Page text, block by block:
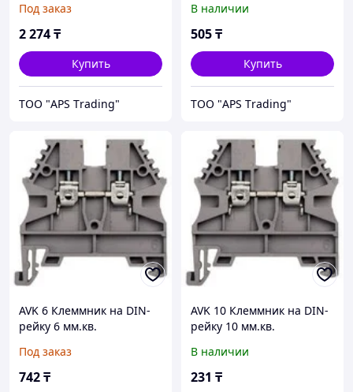
Под заказ
2 274₸
Купить
ТОО "APS Тrading"
В наличии
505₸
Купить
ТОО "APS Тrading"
AVK 6 Клеммник на DIN-
рейку 6 мм.кв.
Под заказ
742₸
AVK 10 Клеммник на DIN-
рейку 10 мм.кв.
В наличии
231 ₸